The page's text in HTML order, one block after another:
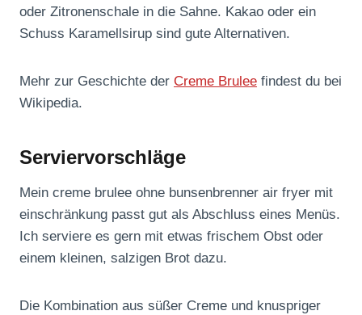
oder Zitronenschale in die Sahne. Kakao oder ein
Schuss Karamellsirup sind gute Alternativen.
Mehr zur Geschichte der Creme Brulee findest du bei
Wikipedia.
Serviervorschläge
Mein creme brulee ohne bunsenbrenner air fryer mit
einschränkung passt gut als Abschluss eines Menüs.
Ich serviere es gern mit etwas frischem Obst oder
einem kleinen, salzigen Brot dazu.
Die Kombination aus süßer Creme und knuspriger